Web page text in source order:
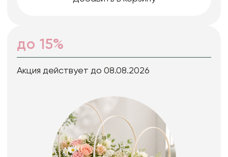
до 15%
Акция действует до 08.08.2026